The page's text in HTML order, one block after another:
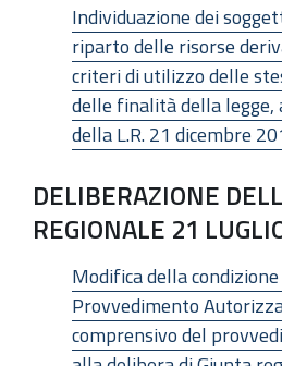
Individuazione dei
riparto delle risorse
criteri di utilizzo delle
delle finalità della legge,
della L.R. 21 dicembre
DELIBERAZIONE
REGIONALE 21
Modifica della
Provvedimento
comprensivo del